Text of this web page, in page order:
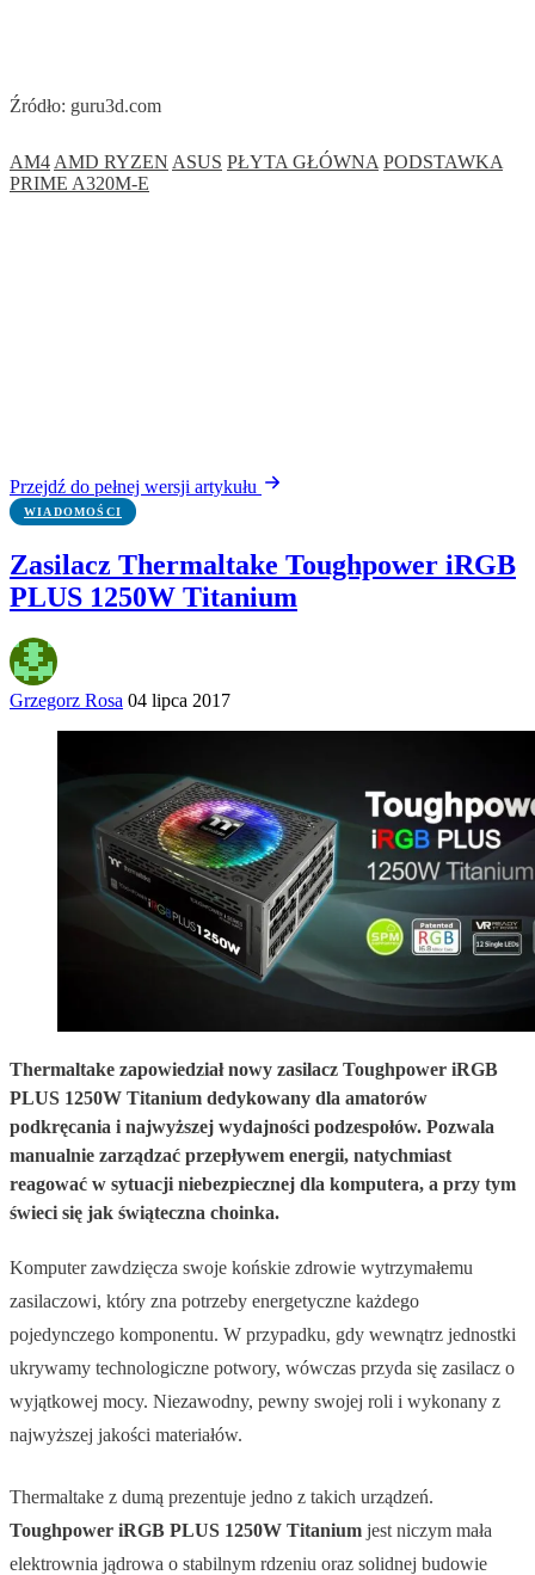
Źródło: guru3d.com
AM4 AMD RYZEN ASUS PŁYTA GŁÓWNA PODSTAWKA
PRIME A320M-E
Przejdź do pełnej wersji artykułu
WIADOMOŚCI
Zasilacz Thermaltake Toughpower iRGB
PLUS 1250W Titanium
Grzegorz Rosa 04 lipca 2017
Thermaltake zapowiedział nowy zasilacz Toughpower iRGB
PLUS 1250W Titanium dedykowany dla amatorów
podkręcania i najwyższej wydajności podzespołów. Pozwala
manualnie zarządzać przepływem energii, natychmiast
reagować w sytuacji niebezpiecznej dla komputera, a przy tym
świeci się jak świąteczna choinka.
Komputer zawdzięcza swoje końskie zdrowie wytrzymałemu
zasilaczowi, który zna potrzeby energetyczne każdego
pojedynczego komponentu. W przypadku, gdy wewnątrz jednostki
ukrywamy technologiczne potwory, wówczas przyda się zasilacz o
wyjątkowej mocy. Niezawodny, pewny swojej roli i wykonany z
najwyższej jakości materiałów.
Thermaltake z dumą prezentuje jedno z takich urządzeń.
Toughpower iRGB PLUS 1250W Titanium jest niczym mała
elektrownia jądrowa o stabilnym rdzeniu oraz solidnej budowie